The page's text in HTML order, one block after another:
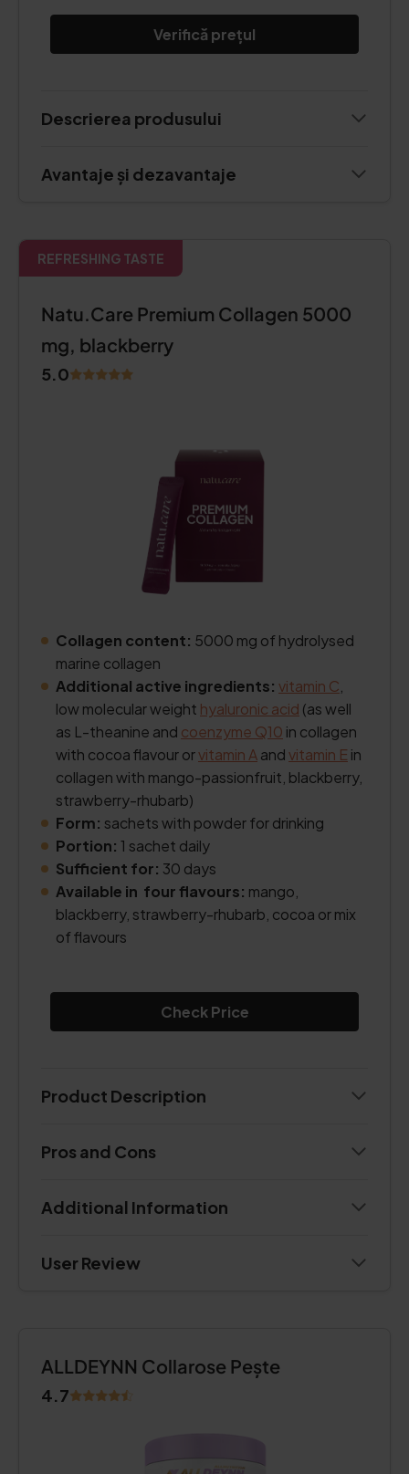
Verifică prețul
Descrierea produsului
Avantaje și dezavantaje
REFRESHING TASTE
Natu.Care Premium Collagen 5000
mg, blackberry
5.0
Collagen content: 5000 mg of hydrolysed
marine collagen
Additional active ingredients: vitamin C
low molecular weight hyaluronic acid (as well
as L-theanine and coenzyme Q10 in collagen
with cocoa flavour orvitamin Aandvitamin E in
collagen with mango-passionfruit, blackberry,
strawberry-rhubarb)
Form: sachets with powder for drinking
Portion: 1 sachet daily
Sufficient for: 30 days
Available in four flavours: mango,
blackberry, strawberry-rhubarb, cocoa or mix
of flavours
Check Price
Product Description
Pros and Cons
Additional Information
User Review
ALLDEYNN Collarose Pește
4.7